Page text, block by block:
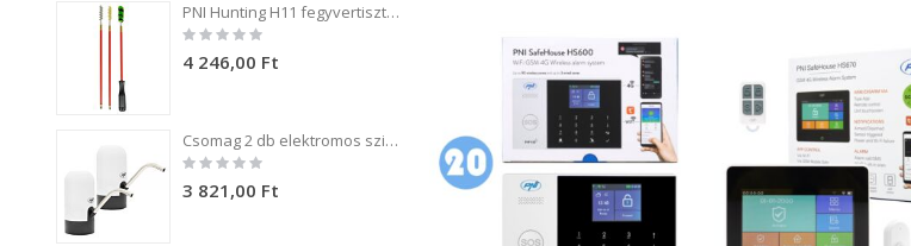
PNI Hunting H11 fegyvertisztító készlet 3 kefével .54 kaliberű fegyverekhez
Rating:
4 246,00 Ft
Csomag 2 db elektromos szivattyú PNI WD100 palackhoz töltés USB-C-n keresztül, 800 mAh akkumulátor, teljesítmény 4W
Rating:
3 821,00 Ft
0%
5 095,00 Ft